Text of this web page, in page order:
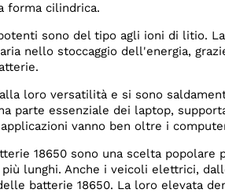
forma cilindrica.
sono del tipo agli ioni di litio.
nello stoccaggio dell'energia,
loro versatilità e si sono
parte essenziale dei laptop,
vanno ben oltre i
18650 sono una scelta popolare
lunghi. Anche i veicoli elettrici,
batterie 18650. La loro elevata